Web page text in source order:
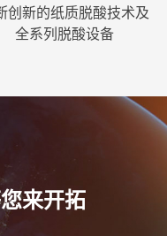
创新的纸质脱酸技术及
全系列脱酸设备
来开拓